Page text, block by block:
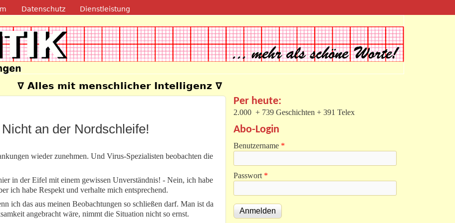
Direkt zum Inhalt
Datenschutz Dienstleistung
∇ Alles mit menschlicher Intelligenz ∇
an der Nordschleife!
wieder zunehmen. Und Virus-Spezialisten beobachten die
in der Eifel mit einem gewissen Unverständnis! - Nein, ich habe
ich habe Respekt und verhalte mich entsprechend.
ich das aus meinen Beobachtungen so schließen darf. Man ist da
angebracht wäre, nimmt die Situation nicht so ernst.
Per heute:
2.000 + 739 Geschichten + 391 Telex
Abo-Login
Benutzername *
Passwort *